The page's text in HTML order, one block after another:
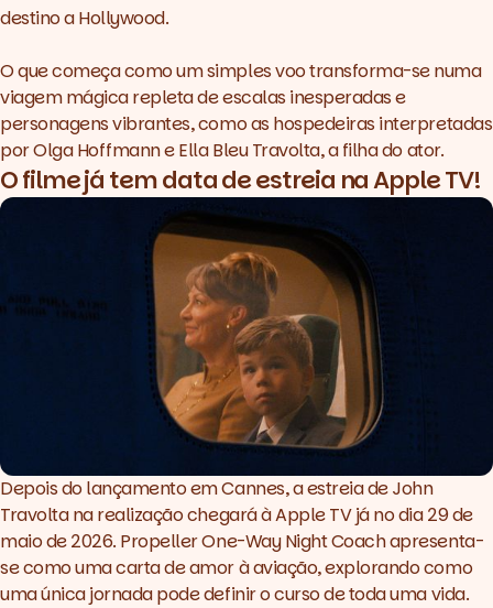
destino a Hollywood.
O que começa como um simples voo transforma-se numa
viagem mágica repleta de escalas inesperadas e
personagens vibrantes, como as hospedeiras interpretadas
por Olga Hoffmann e Ella Bleu Travolta, a filha do ator.
O filme já tem data de estreia na Apple TV!
Depois do lançamento em Cannes, a estreia de John
Travolta na realização chegará à Apple TV já no dia 29 de
maio de 2026. Propeller One-Way Night Coachapresenta-
se como uma carta de amor à aviação, explorando como
uma única jornada pode definir o curso de toda uma vida.